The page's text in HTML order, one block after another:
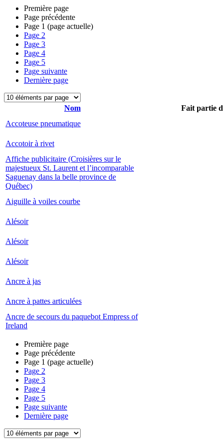
Première page
Page précédente
Page 1 (page actuelle)
Page 2
Page 3
Page 4
Page 5
Page suivante
Dernière page
Nom
Fait partie
Accoteuse pneumatique
Accotoir à rivet
Affiche publicitaire (Croisières sur le
majestueux St. Laurent et l’incomparable
Saguenay dans la belle province de
Québec)
Aiguille à voiles courbe
Alésoir
Alésoir
Alésoir
Ancre à jas
Ancre à pattes articulées
Ancre de secours du paquebot Empress of
Ireland
Première page
Page précédente
Page 1 (page actuelle)
Page 2
Page 3
Page 4
Page 5
Page suivante
Dernière page